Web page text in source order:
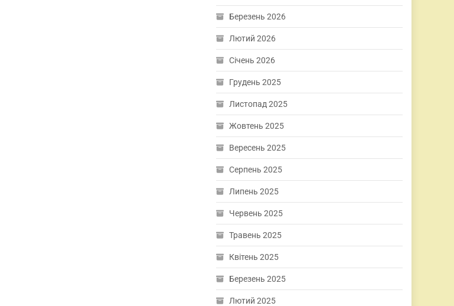
Березень 2026
Лютий 2026
Січень 2026
Грудень 2025
Листопад 2025
Жовтень 2025
Вересень 2025
Серпень 2025
Липень 2025
Червень 2025
Травень 2025
Квітень 2025
Березень 2025
Лютий 2025